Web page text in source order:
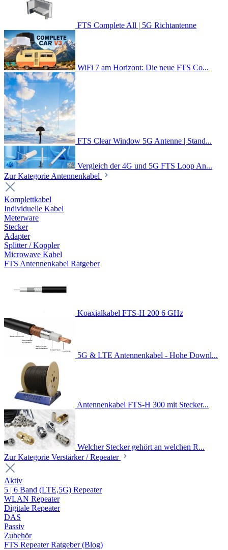
FTS Complete All | 5G Richtantenne
WiFi 7 am Horizont: Die neue FTS Co...
FTS Clear Window 5G Antenne | Stand...
Vergleich der 4G und 5G FTS Loop An...
Zur Kategorie Antennenkabel
Komplettkabel
Individuelle Kabel
Meterware
Stecker
Adapter
Splitter / Koppler
Microwave Kabel
FTS Antennenkabel Ratgeber
Koaxialkabel FTS-H 200 6 GHz
5G & LTE Antennenkabel - Hohe Downl...
Antennenkabel FTS-H 300 mit Stecker...
Welcher Stecker gehört an welchen R...
Zur Kategorie Verstärker / Repeater
Aktiv
5 | 6 Band (LTE,5G) Repeater
WLAN Repeater
Digitale Repeater
DAS
Passiv
Zubehör
FTS Repeater Ratgeber (Blog)